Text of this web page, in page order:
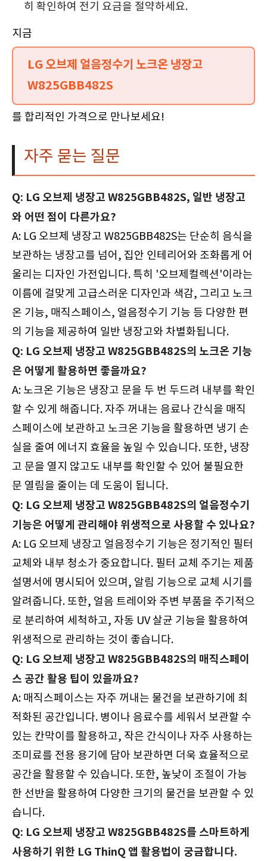
히 확인하여 전기 요금을 절약하세요.
지금
LG 오브제 얼음정수기 노크온 냉장고
W825GBB482S
를 합리적인 가격으로 만나보세요!
자주 묻는 질문
Q: LG 오브제 냉장고 W825GBB482S, 일반 냉장고
와 어떤 점이 다른가요?
A: LG 오브제 냉장고 W825GBB482S는 단순히 음식을
보관하는 냉장고를 넘어, 집안 인테리어와 조화롭게 어
울리는 디자인 가전입니다. 특히 '오브제컬렉션'이라는
이름에 걸맞게 고급스러운 디자인과 색감, 그리고 노크
온 기능, 매직스페이스, 얼음정수기 기능 등 다양한 편
의 기능을 제공하여 일반 냉장고와 차별화됩니다.
Q: LG 오브제 냉장고 W825GBB482S의 노크온 기능
은 어떻게 활용하면 좋을까요?
A: 노크온 기능은 냉장고 문을 두 번 두드려 내부를 확인
할 수 있게 해줍니다. 자주 꺼내는 음료나 간식을 매직
스페이스에 보관하고 노크온 기능을 활용하면 냉기 손
실을 줄여 에너지 효율을 높일 수 있습니다. 또한, 냉장
고 문을 열지 않고도 내부를 확인할 수 있어 불필요한
문 열림을 줄이는 데 도움이 됩니다.
Q: LG 오브제 냉장고 W825GBB482S의 얼음정수기
기능은 어떻게 관리해야 위생적으로 사용할 수 있나요?
A: LG 오브제 냉장고 얼음정수기 기능은 정기적인 필터
교체와 내부 청소가 중요합니다. 필터 교체 주기는 제품
설명서에 명시되어 있으며, 알림 기능으로 교체 시기를
알려줍니다. 또한, 얼음 트레이와 주변 부품을 주기적으
로 분리하여 세척하고, 자동 UV 살균 기능을 활용하여
위생적으로 관리하는 것이 좋습니다.
Q: LG 오브제 냉장고 W825GBB482S의 매직스페이
스 공간 활용 팁이 있을까요?
A: 매직스페이스는 자주 꺼내는 물건을 보관하기에 최
적화된 공간입니다. 병이나 음료수를 세워서 보관할 수
있는 칸막이를 활용하고, 작은 간식이나 자주 사용하는
조미료를 전용 용기에 담아 보관하면 더욱 효율적으로
공간을 활용할 수 있습니다. 또한, 높낮이 조절이 가능
한 선반을 활용하여 다양한 크기의 물건을 보관할 수 있
습니다.
Q: LG 오브제 냉장고 W825GBB482S를 스마트하게
사용하기 위한 LG ThinQ 앱 활용법이 궁금합니다.